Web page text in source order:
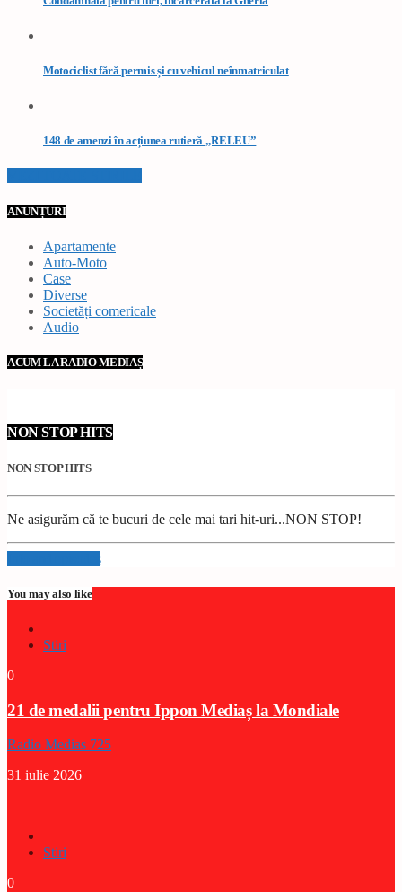
Motociclist fără permis și cu vehicul neînmatriculat
148 de amenzi în acțiunea rutieră „RELEU”
ANUNȚURI
Apartamente
Auto-Moto
Case
Diverse
Societăți comericale
Audio
ACUM LA RADIO MEDIAȘ
NON STOP HITS
NON STOP HITS
Ne asigurăm că te bucuri de cele mai tari hit-uri...NON STOP!
Info and episodes
You may also like
Stiri
0
21 de medalii pentru Ippon Mediaș la Mondiale
Radio Medias 725
31 iulie 2026
Stiri
0